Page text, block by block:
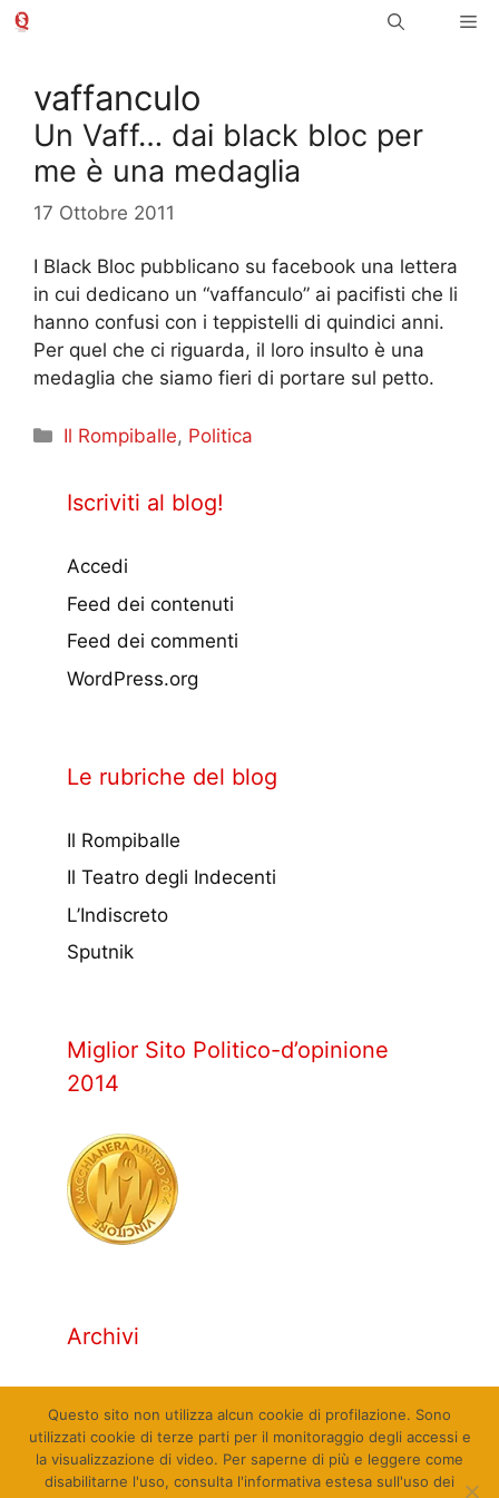
Vai
vaffanculo
Un Vaff… dai black bloc per
me è una medaglia
17 Ottobre 2011
I Black Bloc pubblicano su facebook una lettera
in cui dedicano un “vaffanculo” ai pacifisti che li
hanno confusi con i teppistelli di quindici anni.
Per quel che ci riguarda, il loro insulto è una
medaglia che siamo fieri di portare sul petto.
Categorie
Il Rompiballe, Politica
Iscriviti al blog!
Accedi
Feed dei contenuti
Feed dei commenti
WordPress.org
Le rubriche del blog
Il Rompiballe
Il Teatro degli Indecenti
L’Indiscreto
Sputnik
Miglior Sito Politico-d’opinione
2014
Archivi
Questo sito non utilizza alcun cookie di profilazione. Sono
utilizzati cookie di terze parti per il monitoraggio degli accessi e
la visualizzazione di video. Per saperne di più e leggere come
disabilitarne l'uso, consulta l'informativa estesa sull'uso dei